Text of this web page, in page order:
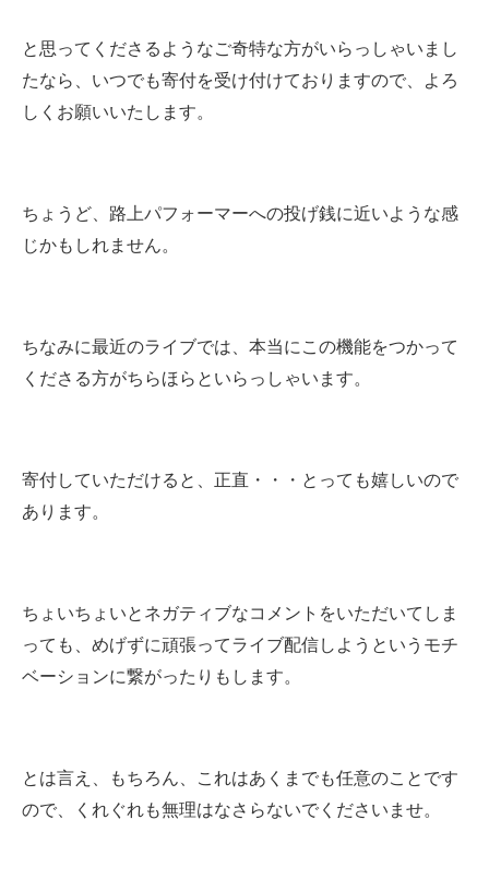
と思ってくださるようなご奇特な方がいらっしゃいまし
たなら、いつでも寄付を受け付けておりますので、よろ
しくお願いいたします。
ちょうど、路上パフォーマーへの投げ銭に近いような感
じかもしれません。
ちなみに最近のライブでは、本当にこの機能をつかって
くださる方がちらほらといらっしゃいます。
寄付していただけると、正直・・・とっても嬉しいので
あります。
ちょいちょいとネガティブなコメントをいただいてしま
っても、めげずに頑張ってライブ配信しようというモチ
ベーションに繋がったりもします。
とは言え、もちろん、これはあくまでも任意のことです
ので、くれぐれも無理はなさらないでくださいませ。